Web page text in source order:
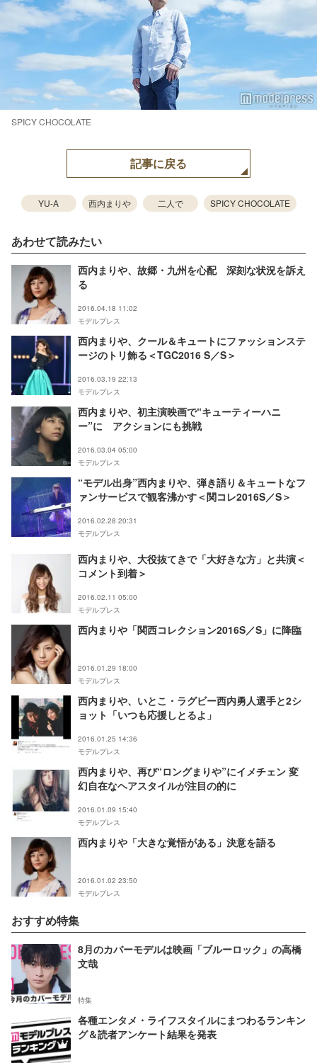
SPICY CHOCOLATE
記事に戻る
YU-A 西内まりや 二人で SPICY CHOCOLATE
あわせて読みたい
西内まりや、故郷・九州を心配 深刻な状況を訴え
る
2016.04.18 11:02
モデルプレス
西内まりや、クール＆キュートにファッションステ
ージのトリ飾る＜TGC2016 S／S＞
2016.03.19 22:13
モデルプレス
西内まりや、初主演映画で“キューティーハニ
ー”に アクションにも挑戦
2016.03.04 05:00
モデルプレス
“モデル出身”西内まりや、弾き語り＆キュートなフ
ァンサービスで観客沸かす＜関コレ2016S／S＞
2016.02.28 20:31
モデルプレス
西内まりや、大役抜てきで「大好きな方」と共演＜
コメント到着＞
2016.02.11 05:00
モデルプレス
西内まりや「関西コレクション2016S／S」に降臨
2016.01.29 18:00
モデルプレス
西内まりや、いとこ・ラグビー西内勇人選手と2シ
ョット「いつも応援しとるよ」
2016.01.25 14:36
モデルプレス
西内まりや、再び“ロングまりや”にイメチェン 変
幻自在なヘアスタイルが注目の的に
2016.01.09 15:40
モデルプレス
西内まりや「大きな覚悟がある」決意を語る
2016.01.02 23:50
モデルプレス
おすすめ特集
8月のカバーモデルは映画「ブルーロック」の高橋
文哉
特集
各種エンタメ・ライフスタイルにまつわるランキン
グ＆読者アンケート結果を発表